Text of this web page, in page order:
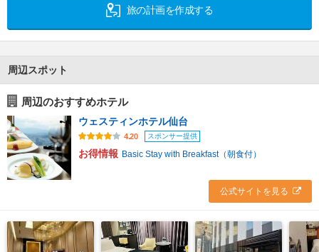
旅の計画を作成する
周辺スポット
周辺のおすすめホテル
ウェスティンホテル仙台
4.20 スポンサー提供
お得情報 Basic Stay with Breakfast（朝食付）
公式サイトを見る